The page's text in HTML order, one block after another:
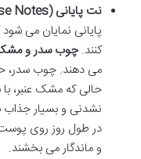
نت پایانی (Base Notes):
پایانی نمایان می
کنند.چوب سدر و مشک
می دهند. چوب سدر،
حالی که مشک عنبر،
نشدنی و بسیار جذاب
در طول روز روی
و ماندگار می بخشند.